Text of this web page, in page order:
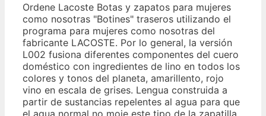
Ordene Lacoste Botas y zapatos para mujeres
como nosotras "Botines" traseros utilizando el
programa para mujeres como nosotras del
fabricante LACOSTE. Por lo general, la versión
L002 fusiona diferentes componentes del cuero
doméstico con ingredientes de lino en todos los
colores y tonos del planeta, amarillento, rojo
vino en escala de grises. Lengua construida a
partir de sustancias repelentes al agua para que
el agua normal no moje este tipo de la zapatilla